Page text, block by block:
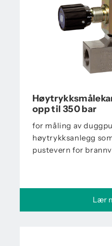
opp til 350 bar
for måling av
høytrykksanlegg
pustevern for
Lær